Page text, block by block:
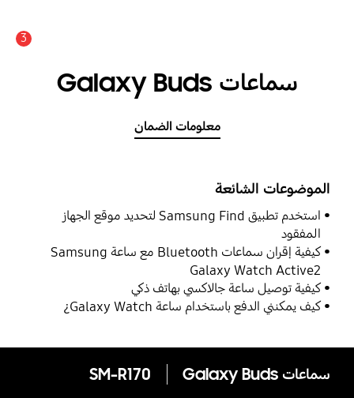
3
سماعات Galaxy Buds
معلومات الضمان
الموضوعات الشائعة
استخدم تطبيق Samsung Find لتحديد موقع الجهاز
المفقود
كيفية إقران سماعات Bluetooth مع ساعة Samsung
Galaxy Watch Active2
كيفية توصيل ساعة جالاكسي بهاتف ذكي
كيف يمكنني الدفع باستخدام ساعة Galaxy Watch¿
سماعات Galaxy Buds SM-R170